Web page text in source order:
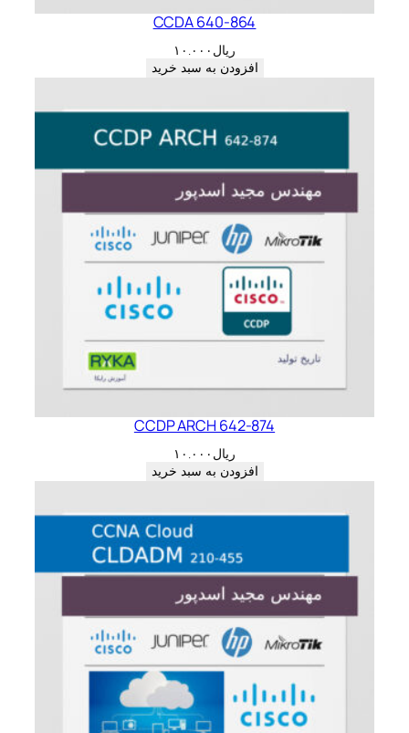
CCDA 640-864
ریال ۱۰.۰۰۰
افزودن به سبد خرید
CCDP ARCH 642-874
ریال ۱۰.۰۰۰
افزودن به سبد خرید